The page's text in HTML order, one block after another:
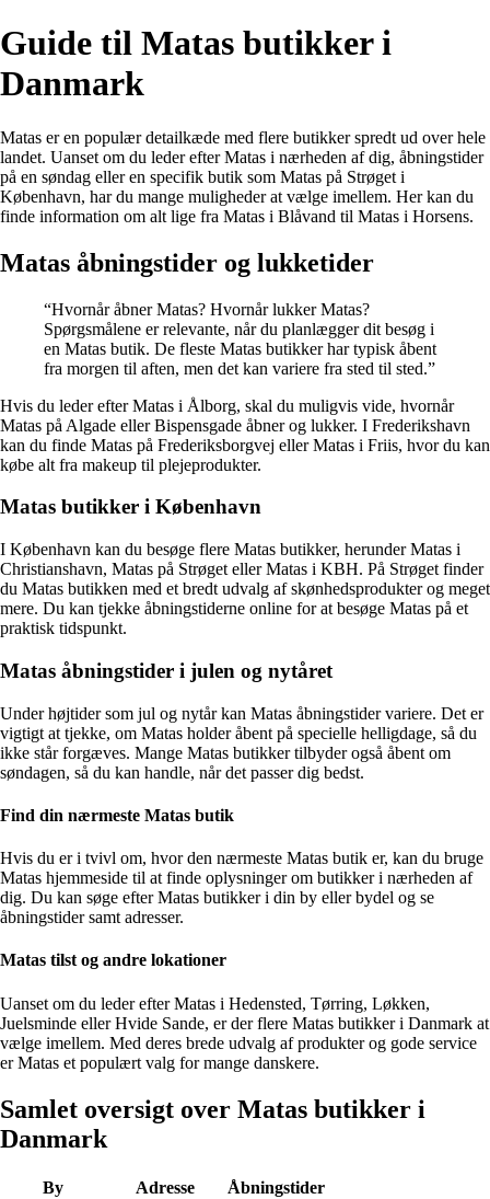
Guide til Matas butikker i
Danmark
Matas er en populær detailkæde med flere butikker spredt ud over hele
landet. Uanset om du leder efter Matas i nærheden af dig, åbningstider
på en søndag eller en specifik butik som Matas på Strøget i
København, har du mange muligheder at vælge imellem. Her kan du
finde information om alt lige fra Matas i Blåvand til Matas i Horsens.
Matas åbningstider og lukketider
“Hvornår åbner Matas? Hvornår lukker Matas?
Spørgsmålene er relevante, når du planlægger dit besøg i
en Matas butik. De fleste Matas butikker har typisk åbent
fra morgen til aften, men det kan variere fra sted til sted.”
Hvis du leder efter Matas i Ålborg, skal du muligvis vide, hvornår
Matas på Algade eller Bispensgade åbner og lukker. I Frederikshavn
kan du finde Matas på Frederiksborgvej eller Matas i Friis, hvor du kan
købe alt fra makeup til plejeprodukter.
Matas butikker i København
I København kan du besøge flere Matas butikker, herunder Matas i
Christianshavn, Matas på Strøget eller Matas i KBH. På Strøget finder
du Matas butikken med et bredt udvalg af skønhedsprodukter og meget
mere. Du kan tjekke åbningstiderne online for at besøge Matas på et
praktisk tidspunkt.
Matas åbningstider i julen og nytåret
Under højtider som jul og nytår kan Matas åbningstider variere. Det er
vigtigt at tjekke, om Matas holder åbent på specielle helligdage, så du
ikke står forgæves. Mange Matas butikker tilbyder også åbent om
søndagen, så du kan handle, når det passer dig bedst.
Find din nærmeste Matas butik
Hvis du er i tvivl om, hvor den nærmeste Matas butik er, kan du bruge
Matas hjemmeside til at finde oplysninger om butikker i nærheden af
dig. Du kan søge efter Matas butikker i din by eller bydel og se
åbningstider samt adresser.
Matas tilst og andre lokationer
Uanset om du leder efter Matas i Hedensted, Tørring, Løkken,
Juelsminde eller Hvide Sande, er der flere Matas butikker i Danmark at
vælge imellem. Med deres brede udvalg af produkter og gode service
er Matas et populært valg for mange danskere.
Samlet oversigt over Matas butikker i
Danmark
By Adresse
Åbningstider